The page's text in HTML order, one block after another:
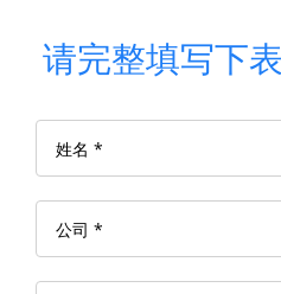
请完整填写下